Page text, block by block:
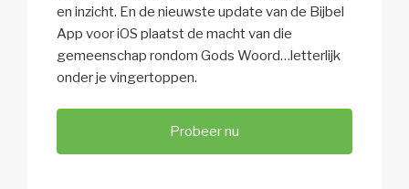
en inzicht. En de nieuwste update van de Bijbel
App voor iOS plaatst de macht van die
gemeenschap rondom Gods Woord…letterlijk
onder je vingertoppen.
Probeer nu